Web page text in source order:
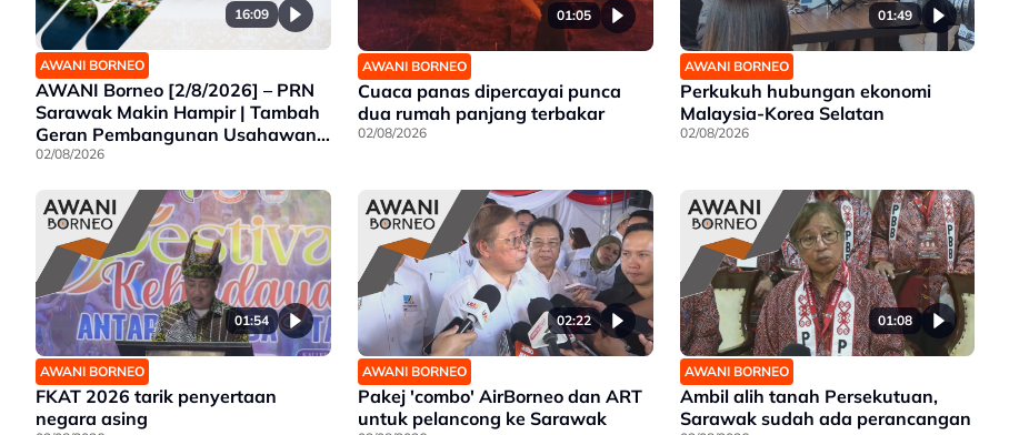
16:09
AWANI BORNEO
AWANI Borneo [2/8/2026] – PRN
Sarawak Makin Hampir | Tambah
Geran Pembangunan Usahawan
Wanita | Projek Empangan Air
02/08/2026
01:05
AWANI BORNEO
Cuaca panas dipercayai punca
dua rumah panjang terbakar
02/08/2026
01:49
AWANI BORNEO
Perkukuh hubungan ekonomi
Malaysia-Korea Selatan
02/08/2026
01:54
AWANI BORNEO
FKAT 2026 tarik penyertaan
negara asing
02:22
AWANI BORNEO
Pakej 'combo' AirBorneo dan ART
untuk pelancong ke Sarawak
01:08
AWANI BORNEO
Ambil alih tanah Persekutuan,
Sarawak sudah ada perancangan